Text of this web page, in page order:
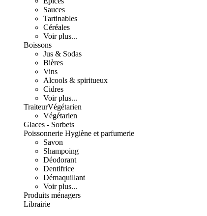
Sauces
Tartinables
Céréales
Voir plus...
Boissons
Jus & Sodas
Bières
Vins
Alcools & spiritueux
Cidres
Voir plus...
TraiteurVégétarien
Végétarien
Glaces - Sorbets
Poissonnerie Hygiène et parfumerie
Savon
Shampoing
Déodorant
Dentifrice
Démaquillant
Voir plus...
Produits ménagers
Librairie